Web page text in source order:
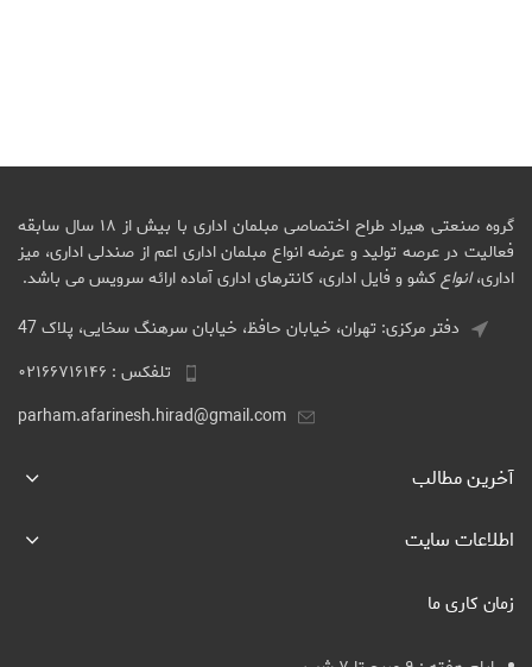
گروه صنعتی هیراد طراح اختصاصی مبلمان اداری با بیش از ۱۸ سال سابقه
فعالیت در عرصه تولید و عرضه انواع مبلمان اداری اعم از صندلی اداری، میز
اداری،انواعکشو و فایل اداری، کانترهای اداری آماده ارائه سرویس می باشد.
دفتر مرکزی: تهران، خیابان حافظ، خیابان سرهنگ سخایی، پلاک 47
تلفکس : ۰۲۱۶۶۷۱۶۱۴۶
parham.afarinesh.hirad@gmail.com
آخرین مطالب
اطلاعات سایت
زمان کاری ما